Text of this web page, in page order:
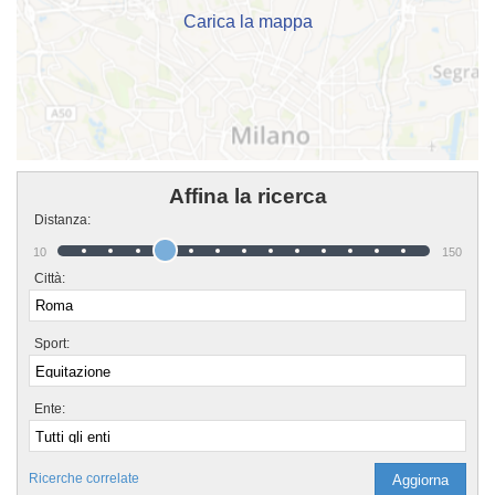
scrivere un messaggio cliccando sul bottone "Contattaci" presente nella
Carica la mappa
Affina la ricerca
Distanza:
10 150
Città:
Sport:
Ente:
Ricerche correlate